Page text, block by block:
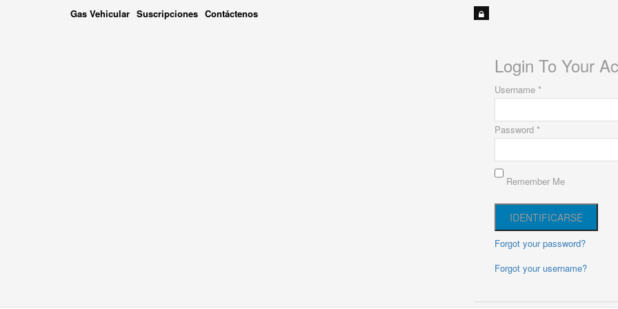
Gas Vehicular Suscripciones Contáctenos
Login To Your
Username *
Password *
Remember Me
Forgot your password?
Forgot your username?